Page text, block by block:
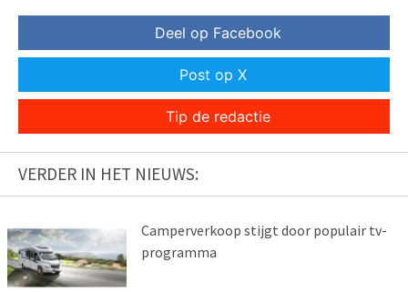
Deel op Facebook
Post op X
Tip de redactie
VERDER IN HET NIEUWS:
Camperverkoop stijgt door populair tv-
programma